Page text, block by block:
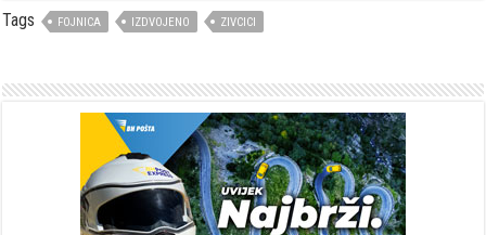
Tags FOJNICA IZDVOJENO ZIVCICI